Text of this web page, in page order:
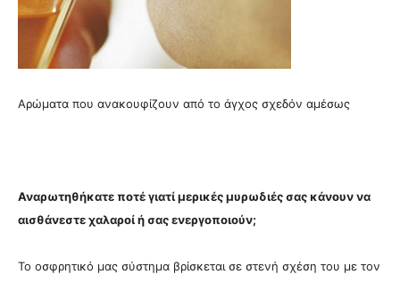
Αρώματα που ανακουφίζουν από το άγχος σχεδόν αμέσως
Αναρωτηθήκατε ποτέ γιατί μερικές μυρωδιές σας κάνουν να
αισθάνεστε χαλαροί ή σας ενεργοποιούν;
Το οσφρητικό μας σύστημα βρίσκεται σε στενή σχέση του με τον